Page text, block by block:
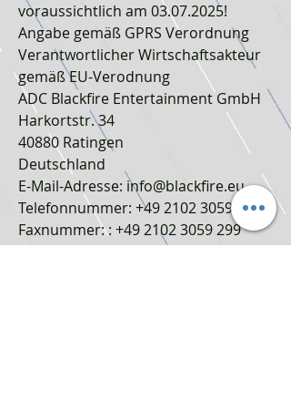
voraussichtlich am 03.07.2025!
Angabe gemäß GPRS Verordnung
Verantwortlicher Wirtschaftsakteur
gemäß EU-Verodnung
ADC Blackfire Entertainment GmbH
Harkortstr. 34
40880 Ratingen
Deutschland
E-Mail-Adresse: info@blackfire.eu
Telefonnummer: +49 2102 30592 0
Faxnummer: : +49 2102 3059 299